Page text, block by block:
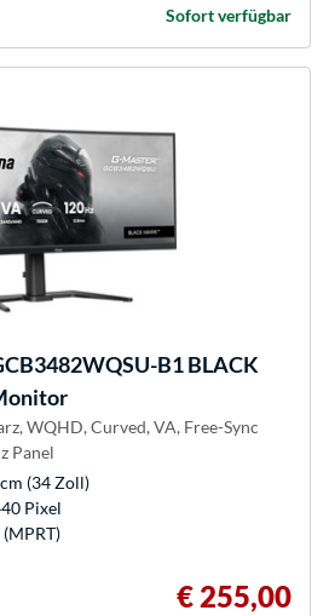
Sofort verfügbar
B1 BLACK
WQHD, Curved, VA, Free-Sync
Panel
(34 Zoll)
Pixel
€ 255,00